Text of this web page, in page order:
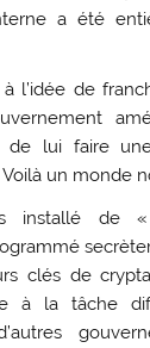
a été
l’idée de
de lui faire
Voilà un monde
installé de
clés de
à la tâche